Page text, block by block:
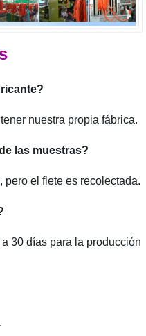
nuestra propia fábrica.
las muestras?
pero el flete es recolectada.
30 días para la producción